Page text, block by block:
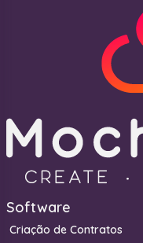
circunstâncias),
começar. Nesse
os fluxos de
equipe e eles
Software
Criação de Contratos